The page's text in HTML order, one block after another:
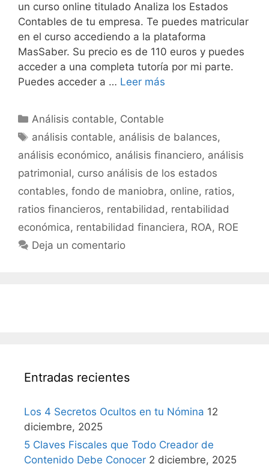
un curso online titulado Analiza los Estados
Contables de tu empresa. Te puedes matricular
en el curso accediendo a la plataforma
MasSaber. Su precio es de 110 euros y puedes
acceder a una completa tutoría por mi parte.
Puedes acceder a … Leer más
Categorías
Análisis contable, Contable
Etiquetas
análisis contable, análisis de balances,
análisis económico, análisis financiero, análisis
patrimonial, curso análisis de los estados
contables, fondo de maniobra, online, ratios,
ratios financieros, rentabilidad, rentabilidad
económica, rentabilidad financiera, ROA, ROE
Deja un comentario
Entradas recientes
Los 4 Secretos Ocultos en tu Nómina 12
diciembre, 2025
5 Claves Fiscales que Todo Creador de
Contenido Debe Conocer 2 diciembre, 2025